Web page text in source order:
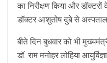
का निरीक्षण किया और
डॉक्टर आशुतोष दुबे से
बीते दिन बुधवार को भी
डॉ. राम मनोहर लोहिया